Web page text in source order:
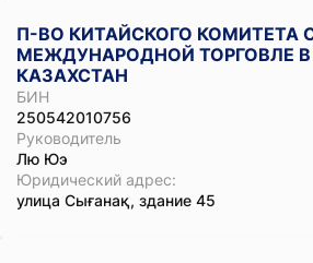
П-ВО КИТАЙСКОГО КОМИТЕТА
МЕЖДУНАРОДНОЙ ТОРГОВЛЕ В
КАЗАХСТАН
БИН
250542010756
Руководитель
Лю Юэ
Юридический адрес:
улица Сығанақ, здание 45